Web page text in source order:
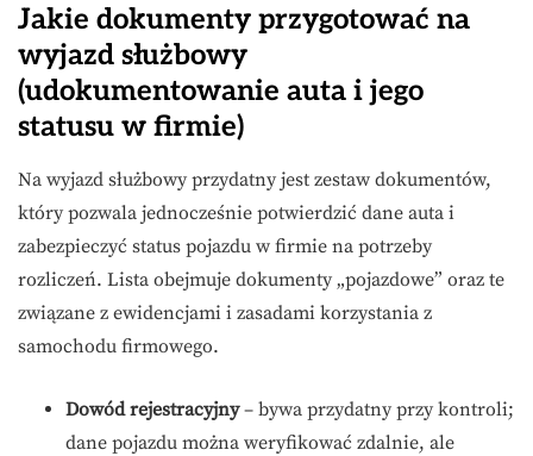
Jakie dokumenty przygotować na
wyjazd służbowy
(udokumentowanie auta i jego
statusu w firmie)
Na wyjazd służbowy przydatny jest zestaw dokumentów,
który pozwala jednocześnie potwierdzić dane auta i
zabezpieczyć status pojazdu w firmie na potrzeby
rozliczeń. Lista obejmuje dokumenty „pojazdowe” oraz te
związane z ewidencjami i zasadami korzystania z
samochodu firmowego.
Dowód rejestracyjny– bywa przydatny przy kontroli;
dane pojazdu można weryfikować zdalnie, ale